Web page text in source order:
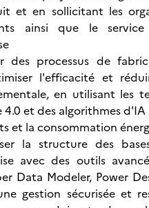
et en sollicitant les
ainsi que le
des processus de
l'efficacité et
en utilisant les
4.0 et des algorithmes
et la consommation
la structure des
avec des outils
Data Modeler, Power
gestion sécurisée et